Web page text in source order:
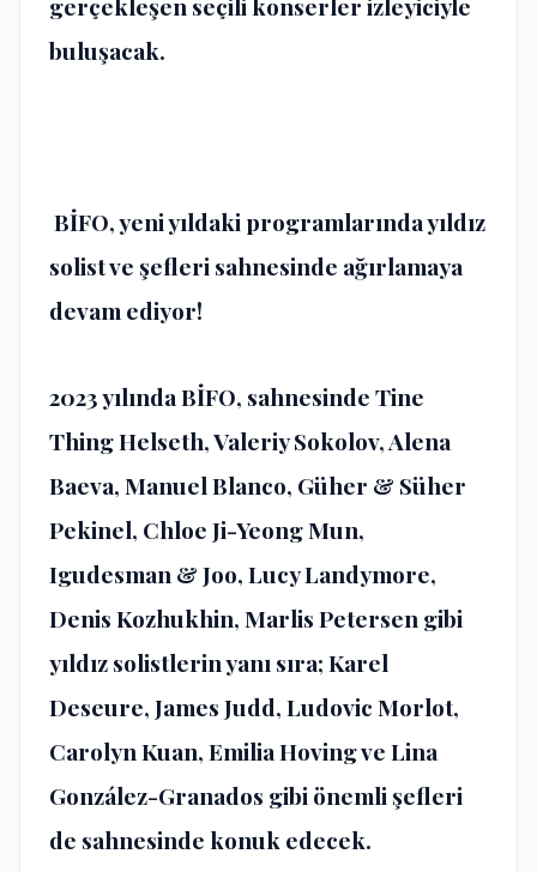
buluşacak.
BİFO, yeni yıldaki programlarında yıldız
solist ve şefleri sahnesinde ağırlamaya
devam ediyor!
2023 yılında BİFO, sahnesinde Tine
Thing Helseth, Valeriy Sokolov, Alena
Baeva, Manuel Blanco, Güher & Süher
Pekinel, Chloe Ji-Yeong Mun,
Igudesman & Joo, Lucy Landymore,
Denis Kozhukhin, Marlis Petersen gibi
yıldız solistlerin yanı sıra; Karel
Deseure, James Judd, Ludovic Morlot,
Carolyn Kuan, Emilia Hoving ve Lina
González-Granados gibi önemli şefleri
de sahnesinde konuk edecek.